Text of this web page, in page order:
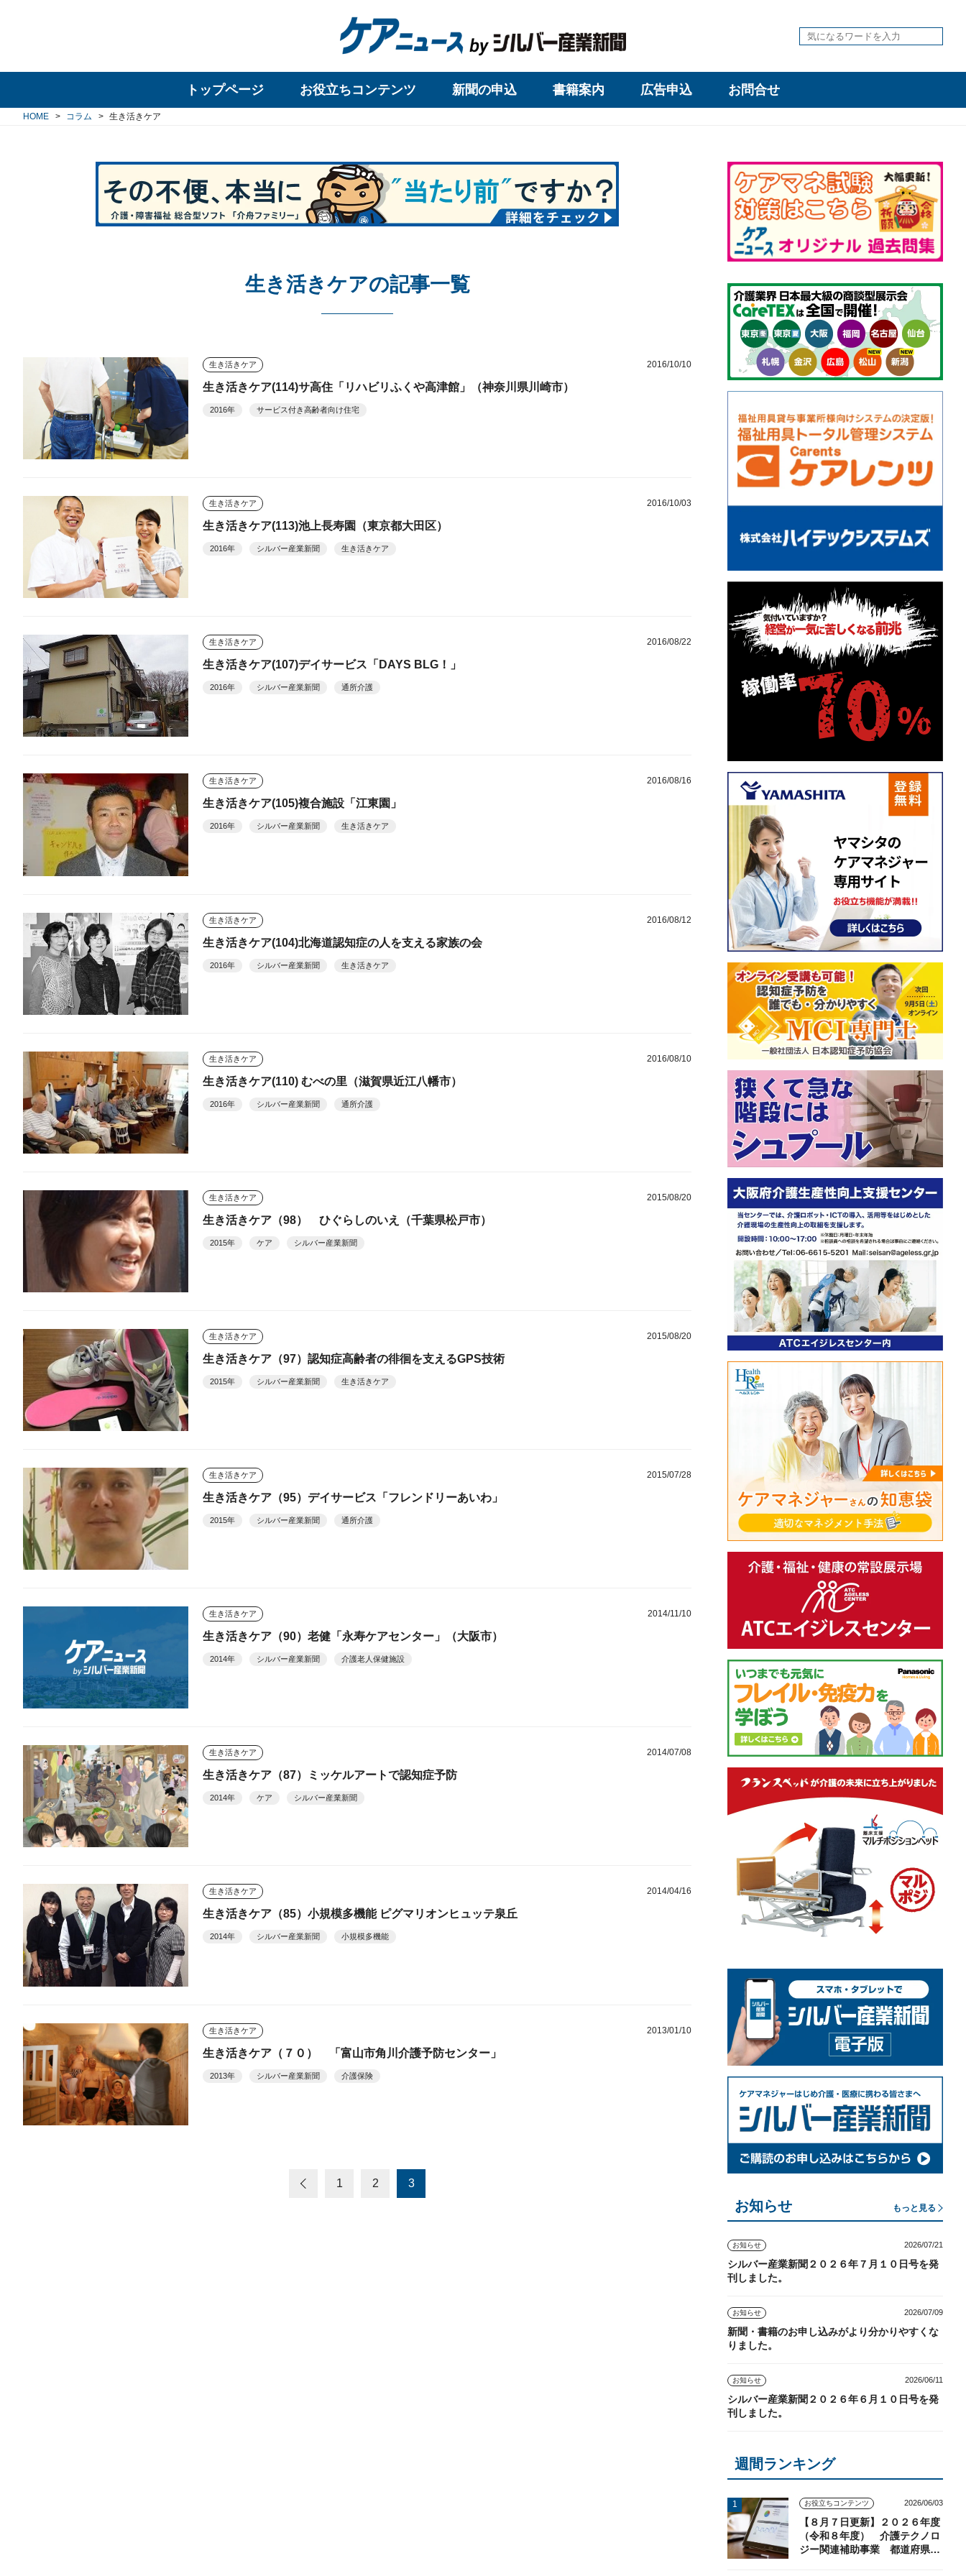
トップページ お役立ちコンテンツ 新聞の申込 書籍案内 広告申込 お問合せ
HOME コラム 生き活きケア
生き活きケアの記事一覧
生き活きケア 2016/10/10
生き活きケア(114)サ高住「リハビリふくや高津館」（神奈川県川崎市）
2016年 サービス付き高齢者向け住宅
生き活きケア 2016/10/03
生き活きケア(113)池上長寿園（東京都大田区）
2016年 シルバー産業新聞 生き活きケア
生き活きケア 2016/08/22
生き活きケア(107)デイサービス「DAYS BLG！」
2016年 シルバー産業新聞 通所介護
生き活きケア 2016/08/16
生き活きケア(105)複合施設「江東園」
2016年 シルバー産業新聞 生き活きケア
生き活きケア 2016/08/12
生き活きケア(104)北海道認知症の人を支える家族の会
2016年 シルバー産業新聞 生き活きケア
生き活きケア 2016/08/10
生き活きケア(110) むべの里（滋賀県近江八幡市）
2016年 シルバー産業新聞 通所介護
生き活きケア 2015/08/20
生き活きケア（98） ひぐらしのいえ（千葉県松戸市）
2015年 ケア シルバー産業新聞
生き活きケア 2015/08/20
生き活きケア（97）認知症高齢者の徘徊を支えるGPS技術
2015年 シルバー産業新聞 生き活きケア
生き活きケア 2015/07/28
生き活きケア（95）デイサービス「フレンドリーあいわ」
2015年 シルバー産業新聞 通所介護
生き活きケア 2014/11/10
生き活きケア（90）老健「永寿ケアセンター」（大阪市）
2014年 シルバー産業新聞 介護老人保健施設
生き活きケア 2014/07/08
生き活きケア（87）ミッケルアートで認知症予防
2014年 ケア シルバー産業新聞
生き活きケア 2014/04/16
生き活きケア（85）小規模多機能 ピグマリオンヒュッテ泉丘
2014年 シルバー産業新聞 小規模多機能
生き活きケア 2013/01/10
生き活きケア（７０） 「富山市角川介護予防センター」
2013年 シルバー産業新聞 介護保険
1 2 3
お知らせ もっと見る
お知らせ 2026/07/21
シルバー産業新聞２０２６年７月１０日号を発
刊しました。
お知らせ 2026/07/09
新聞・書籍のお申し込みがより分かりやすくな
りました。
お知らせ 2026/06/11
シルバー産業新聞２０２６年６月１０日号を発
刊しました。
週間ランキング
お役立ちコンテンツ 2026/06/03
【８月７日更新】２０２６年度
（令和８年度） 介護テクノロ
ジー関連補助事業 都道府県の